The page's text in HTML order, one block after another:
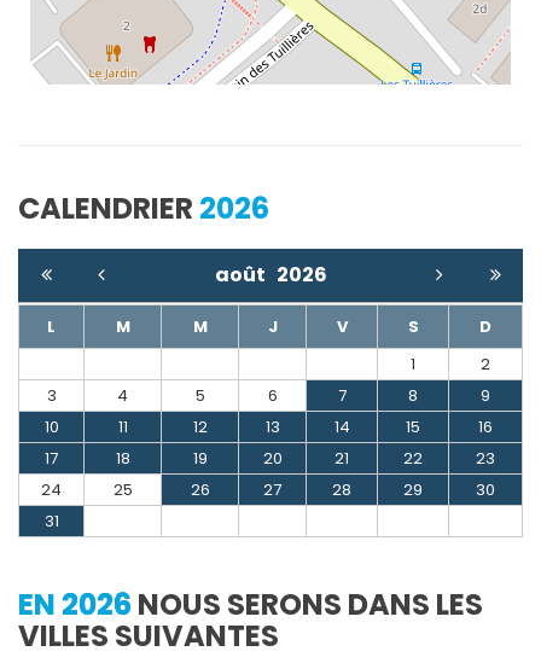
CALENDRIER 2026
août 2026
L M M J V S
D
1
2
3
4 5 6 7 8
9
10
11 12 13 14 15
16
17
18 19 20 21 22
23
24
25 26 27 28 29
30
31
EN 2026 NOUS SERONS DANS LES
VILLES SUIVANTES